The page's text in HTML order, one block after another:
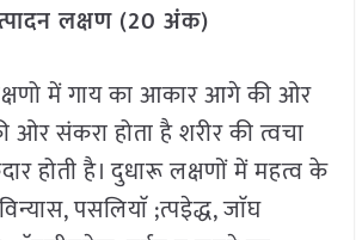
लक्षण (20 अंक)
में गाय का आकार आगे की ओर
ओर संकरा होता है शरीर की त्वचा
होती है। दुधारू लक्षणों में महत्व के
पसलियाॅ ;त्पइेद्ध, जाॅघ